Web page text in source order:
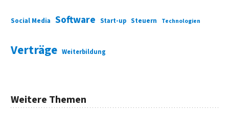
Social Media Software Start-up Steuern Technologien
Verträge Weiterbildung
Weitere Themen